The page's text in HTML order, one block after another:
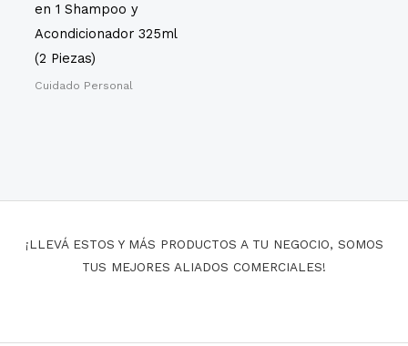
en 1 Shampoo y
Acondicionador 325ml
(2 Piezas)
Cuidado Personal
¡LLEVÁ ESTOS Y MÁS PRODUCTOS A TU NEGOCIO, SOMOS
TUS MEJORES ALIADOS COMERCIALES!